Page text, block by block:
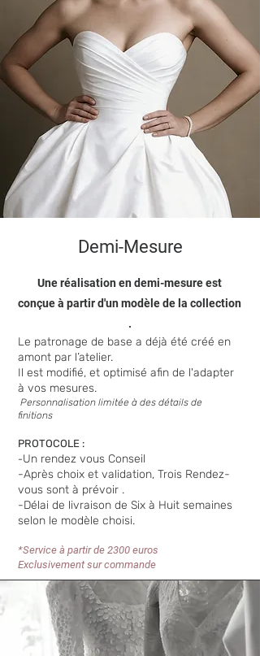
Demi-Mesure
Une réalisation en demi-mesure est
conçue à partir d'un modèle de la collection
.
Le patronage de base a déjà été créé en
amont par l’atelier.
Il est modifié, et optimisé afin de l'adapter
à vos mesures.
Personnalisation limitée à des détails de
finitions
PROTOCOLE :
-Un rendez vous Conseil
-Après choix et validation, Trois Rendez-
vous sont à prévoir .
-Délai de livraison de Six à Huit semaines
selon le modèle choisi.
*Service à partir de 2300 euros
Exclusivement sur commande